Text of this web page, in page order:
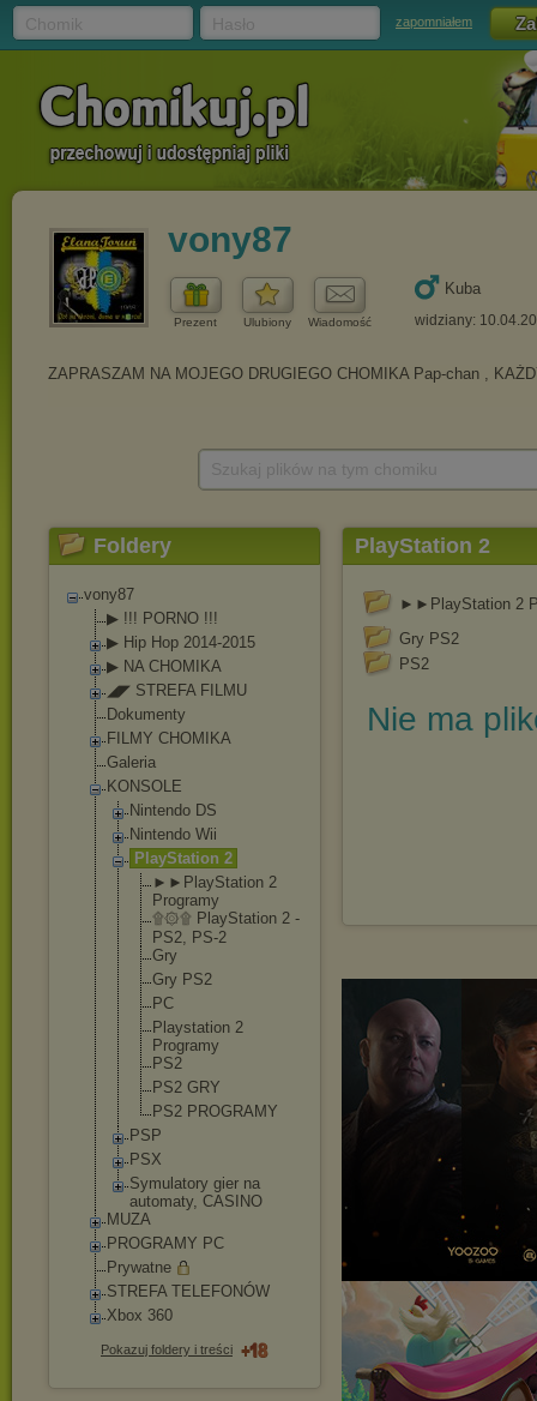
zapomniałem
vony87
Prezent Ulubiony Wiadomość
Kuba
widziany:
Foldery
vony87
▶ !!! PORNO !!!
▶ Hip Hop 2014-2015
▶ NA CHOMIKA
◢◤ STREFA FILMU
Dokumenty
FILMY CHOMIKA
Galeria
KONSOLE
Nintendo DS
Nintendo Wii
PlayStation 2
►►PlayStation 2
Programy
۩۞۩ PlayStation 2 -
PS2, PS-2
Gry
Gry PS2
PC
Playstation 2
Programy
PS2
PS2 GRY
PS2 PROGRAMY
PSP
PSX
Symulatory gier na
automaty, CASINO
MUZA
PROGRAMY PC
Prywatne
STREFA TELEFONÓW
Xbox 360
Pokazuj foldery i treści
PlayStation 2
►►PlayStation 2
Gry PS2
PS2
Nie ma